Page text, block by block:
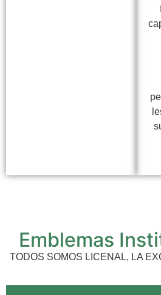
Emblemas
TODOS SOMOS LICENAL, LA